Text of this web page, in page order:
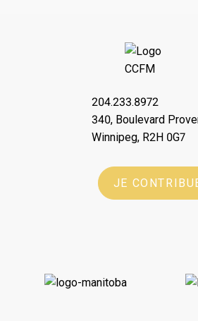
204.233.8972
340, Boulevard
Winnipeg, R2H 0G7
JE